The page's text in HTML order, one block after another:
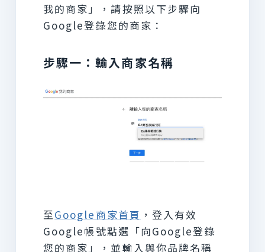
我的商家」，請按照以下步驟向
Google登錄您的商家：
步驟一：輸入商家名稱
至Google商家首頁 ，登入有效
Google帳號點選「向Google登錄
您的商家」，並輸入與你品牌名稱